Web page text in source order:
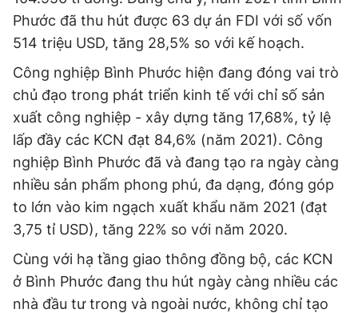
Phước đã thu hút được 63 dự án FDI với số vốn
514 triệu USD, tăng 28,5% so với kế hoạch.
Công nghiệp Bình Phước hiện đang đóng vai trò
chủ đạo trong phát triển kinh tế với chỉ số sản
xuất công nghiệp - xây dựng tăng 17,68%, tỷ lệ
lấp đầy các KCN đạt 84,6% (năm 2021). Công
nghiệp Bình Phước đã và đang tạo ra ngày càng
nhiều sản phẩm phong phú, đa dạng, đóng góp
to lớn vào kim ngạch xuất khẩu năm 2021 (đạt
3,75 tỉ USD), tăng 22% so với năm 2020.
Cùng với hạ tầng giao thông đồng bộ, các KCN
ở Bình Phước đang thu hút ngày càng nhiều các
nhà đầu tư trong và ngoài nước, không chỉ tạo